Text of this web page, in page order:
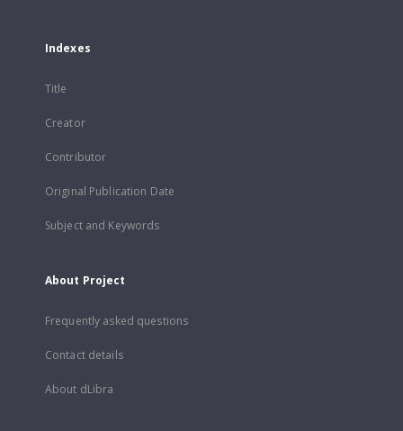
Indexes
Title
Creator
Contributor
Original Publication Date
Subject and Keywords
About Project
Frequently asked questions
Contact details
About dLibra